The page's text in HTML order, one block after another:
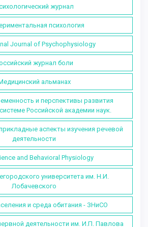
журнал
психология
Journal of Psychophysiology
журнал боли
альманах
и перспективы развития
Российской академии наук.
аспекты изучения речевой
деятельности
and Behavioral Physiology
университета им. Н.И.
Лобачевского
и среда обитания - ЗНиСО
деятельности им. И.П. Павлова